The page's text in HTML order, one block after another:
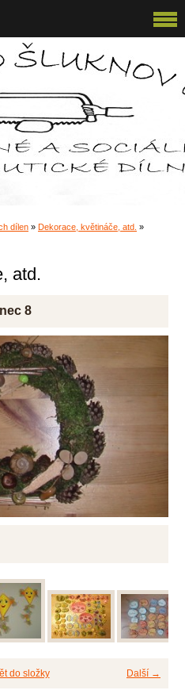
dílen » Dekorace, květináče, atd. »
atd.
8
Další →
do složky